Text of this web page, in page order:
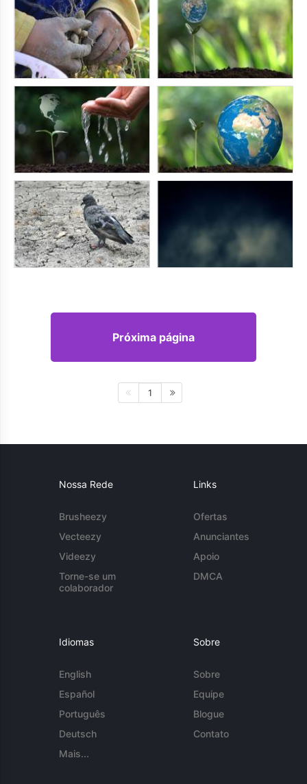
Próxima página
1
Nossa Rede
Brusheezy
Vecteezy
Videezy
Torne-se um
colaborador
Links
Ofertas
Anunciantes
Apoio
DMCA
Idiomas
English
Español
Português
Deutsch
Mais...
Sobre
Sobre
Equipe
Blogue
Contato